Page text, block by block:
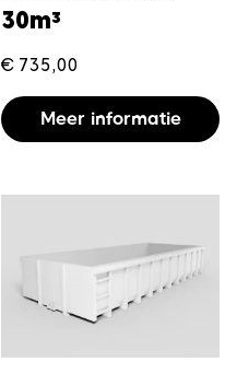
30m³
€ 735,00
Meer informatie